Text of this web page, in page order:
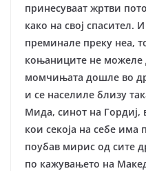
принесуваат жртви
како на свој спасител.
преминале преку неа,
коњаниците не можеле
момчињата дошле во
и се населиле близу
Мида, синот на Гордиј,
кои секоја на себе
поубав мирис од сите
по кажувањето на